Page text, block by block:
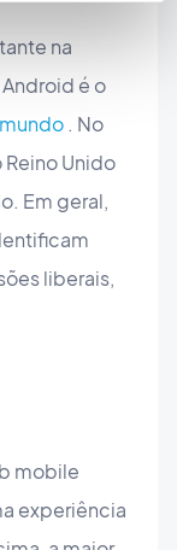
na
é o
. No
Unido
Em geral,
liberais,
mobile
experiência